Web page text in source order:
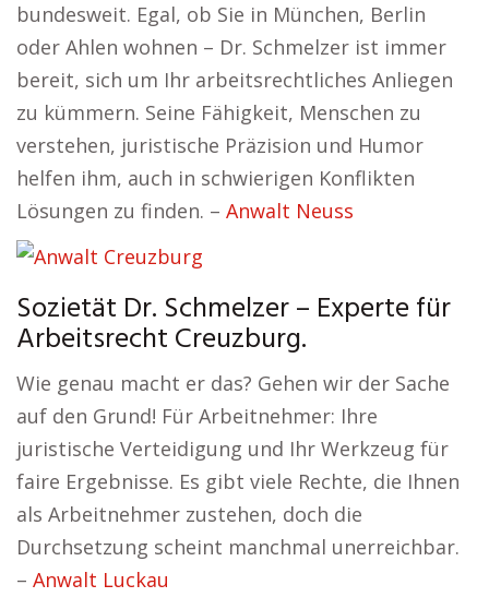
bundesweit. Egal, ob Sie in München, Berlin
oder Ahlen wohnen – Dr. Schmelzer ist immer
bereit, sich um Ihr arbeitsrechtliches Anliegen
zu kümmern. Seine Fähigkeit, Menschen zu
verstehen, juristische Präzision und Humor
helfen ihm, auch in schwierigen Konflikten
Lösungen zu finden. – Anwalt Neuss
Sozietät Dr. Schmelzer – Experte für
Arbeitsrecht Creuzburg.
Wie genau macht er das? Gehen wir der Sache
auf den Grund! Für Arbeitnehmer: Ihre
juristische Verteidigung und Ihr Werkzeug für
faire Ergebnisse. Es gibt viele Rechte, die Ihnen
als Arbeitnehmer zustehen, doch die
Durchsetzung scheint manchmal unerreichbar.
– Anwalt Luckau